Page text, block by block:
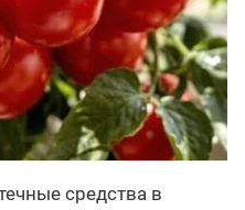
средства в